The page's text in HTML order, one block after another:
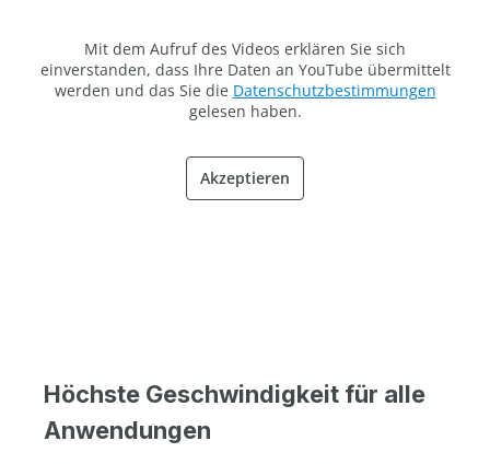
Mit dem Aufruf des Videos erklären Sie sich
einverstanden, dass Ihre Daten an YouTube übermittelt
werden und das Sie die Datenschutzbestimmungen
gelesen haben.
Akzeptieren
Höchste Geschwindigkeit für alle
Anwendungen